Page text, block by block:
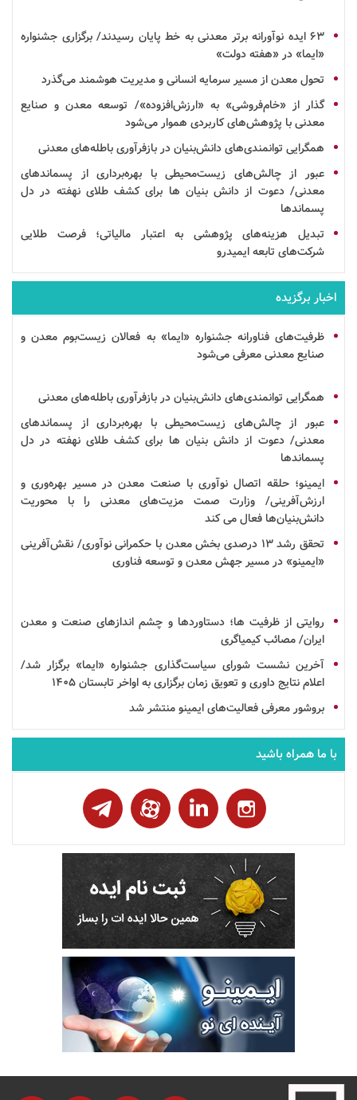
۶۳ ایده نوآورانه برتر معدنی به خط پایان رسیدند/ برگزاری جشنواره
«ایما» در «هفته دولت»
تحول معدن از مسیر سرمایه انسانی و مدیریت هوشمند می‌گذرد
گذار از «خام‌فروشی» به «ارزش‌افزوده»/ توسعه معدن و صنایع
معدنی با پژوهش‌های کاربردی هموار می‌شود
همگرایی توانمندی‌هایدانش‌بنیاندربازفرآوریباطله‌های معدنی
عبور از چالش‌های زیست‌محیطی با بهره‌برداری از پسماندهای
معدنی/ دعوت از دانش بنیان ها برای کشف طلای نهفته در دل
پسماندها
تبدیل هزینه‌های پژوهشی به اعتبار مالیاتی؛ فرصت طلایی
شرکت‌های تابعه ایمیدرو
اخبار برگزیده
ظرفیت‌های فناورانه جشنواره «ایما» به فعالان زیست‌بوم معدن و
صنایع معدنی معرفی می‌شود
همگرایی توانمندی‌هایدانش‌بنیاندربازفرآوریباطله‌های معدنی
عبور از چالش‌های زیست‌محیطی با بهره‌برداری از پسماندهای
معدنی/ دعوت از دانش بنیان ها برای کشف طلای نهفته در دل
پسماندها
ایمینو؛ حلقه اتصال نوآوریبا صنعت معدندر مسیر بهره‌وری و
ارزش‌آفرینی/ وزارت صمت مزیت‌های معدنی را با محوریت
دانش‌بنیان‌ها فعال می کند
تحقق رشد
۱۳ درصدی بخش معدن با حکمرانی نوآوری/ نقش‌آفرینی
«ایمینو» در مسیر جهش معدن و توسعهفناوری
روایتی از ظرفیت ها؛ دستاوردها و چشم اندازهای صنعت و معدن
ایران/ مصائب کیمیاگری
آخرین نشست شورای سیاست‌گذاری جشنواره«ایما» برگزار شد/
اعلام نتایج داوری و تعویق زمان برگزاری به اواخر تابستان ۱۴۰۵
بروشورمعرفی فعالیت‌هایایمینومنتشر شد
با ما همراه باشید